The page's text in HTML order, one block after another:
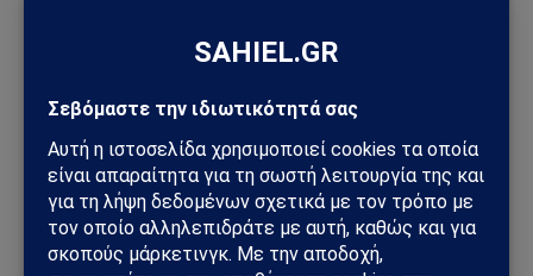
Ηλεκτρική διασύνδεση Ελλάδας–Κύπρου: Η Meridiam παίρνει
γεωπολιτικό παιχνίδι
Σαουδική Αραβία – Υεμένη: Το Ριάντ προετοιμάζει μεγάλη
στρατιωτική επιχείρηση – Στο επίκεντρο Ερυθρά Θάλασσα και
Bab al-Mandab
Φωτιά στη Δυτική Αττική: Πύρινος κλοιός στα Μέγαρα –